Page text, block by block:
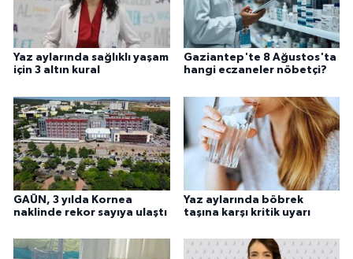
Yaz aylarında sağlıklı yaşam
için 3 altın kural
Gaziantep'te 8 Ağustos'ta
hangi eczaneler nöbetçi?
GAÜN, 3 yılda Kornea
naklinde rekor sayıya ulaştı
Yaz aylarında böbrek
taşına karşı kritik uyarı